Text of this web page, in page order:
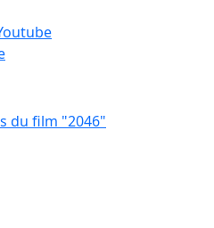
du film "2046"